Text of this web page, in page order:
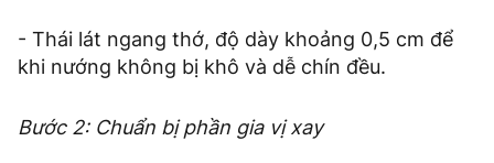
- Thái lát ngang thớ, độ dày khoảng 0,5 cm để
khi nướng không bị khô và dễ chín đều.
Bước 2: Chuẩn bị phần gia vị xay